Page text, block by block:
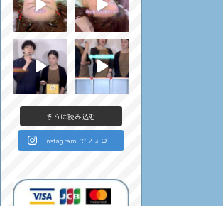
さらに読み込む
Instagram でフォロー